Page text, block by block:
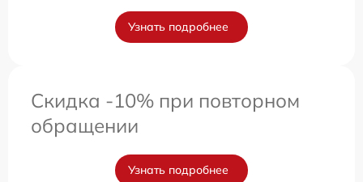
Узнать подробнее
Скидка -10% при повторном
обращении
Узнать подробнее